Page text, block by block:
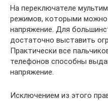
На переключателе
режимов, которыми можно
напряжение. Для
достаточно выставить
Практически все
телефонов способны
напряжение.
Исключением из этого